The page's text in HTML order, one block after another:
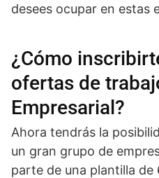
desees ocupar en estas
¿Cómo
ofertas de
Empresarial?
Ahora tendrás la
un gran grupo de
parte de una plantilla de